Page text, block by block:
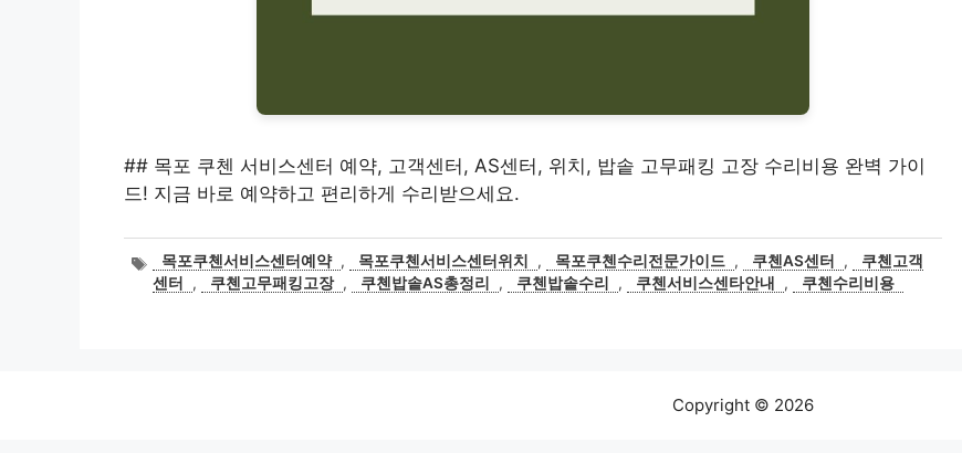
## 목포 쿠첸 서비스센터 예약, 고객센터, AS센터, 위치, 밥솥 고무패킹 고장 수리비용 완벽 가이
드! 지금 바로 예약하고 편리하게 수리받으세요.
태
그
목포쿠첸서비스센터예약 , 목포쿠첸서비스센터위치 , 목포쿠첸수리전문가이드 , 쿠첸AS센터 ,
쿠첸고객
센터
, 쿠첸고무패킹고장 , 쿠첸밥솥AS총정리 , 쿠첸밥솥수리 , 쿠첸서비스센타안내 , 쿠첸수리비용
Copyright © 2026